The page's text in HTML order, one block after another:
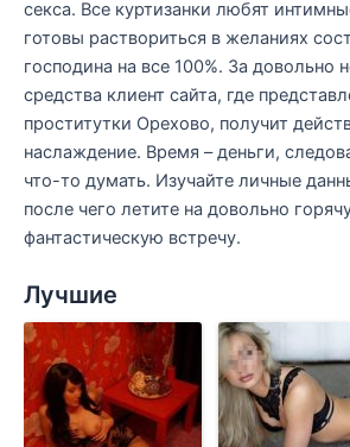
секса. Все куртизанки любят
готовы раствориться в желаниях
господина на все 100%. За довольно
средства клиент сайта, где
проститутки Орехово, получит
наслаждение. Время – деньги,
что-то думать. Изучайте личные
после чего летите на довольно
фантастическую встречу.
Лучшие